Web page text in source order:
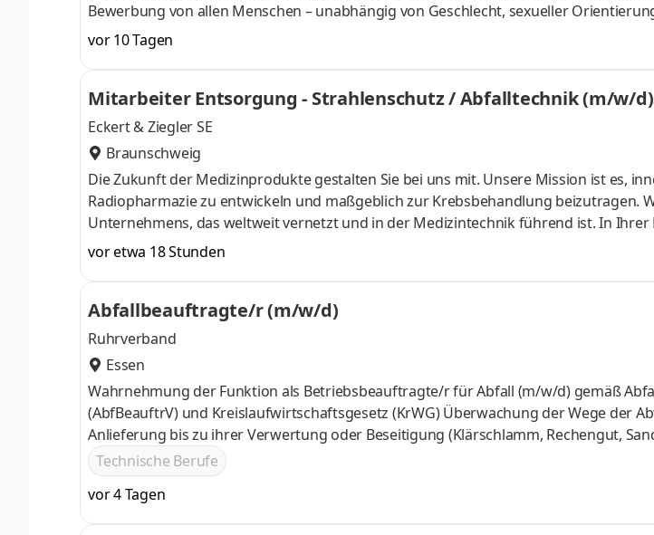
Bewerbung von allen Menschen – unabhängig von Geschlecht, sexueller
ethnischer und sozialer Herkunft, Religion/Weltanschauung, Behinderung, Alter oder
Merkmalen. Menschen mit Schwerbehinderung und diesen gleichgestellte Personen
gesetzlich Zulässigen bei gleicher Eignung bevorzugt berücksichtigt. Aufgaben
abfalltechnischen Anlagen planen, ausschreiben
vor 10 Tagen
Mitarbeiter Entsorgung - Strahlenschutz / Abfalltechnik (m/w/d)
Eckert & Ziegler SE
Braunschweig
Die Zukunft der Medizinprodukte gestalten Sie bei uns mit. Unsere Mission ist es,
Radiopharmazie zu entwickeln und maßgeblich zur Krebsbehandlung beizutragen.
Unternehmens, das weltweit vernetzt und in der Medizintechnik führend ist. In Ihrer
Medizinprodukteproduktion bedienen Sie spezialisierte Fertigungsanlagen,
weltweit zu machen. Aufgaben Du übernimmst die fachgerechte Bearbeitung
Probenahme über die Sortierung und Aufbereitung b
vor etwa 18 Stunden
Abfallbeauftragte/r (m/w/d)
Ruhrverband
Essen
Wahrnehmung der Funktion als Betriebsbeauftragte/r für Abfall (m/w/d) gemäß
(AbfBeauftrV) und Kreislaufwirtschaftsgesetz (KrWG) Überwachung der Wege der
Anlieferung bis zu ihrer Verwertung oder Beseitigung (Klärschlamm, Rechengut,
Abfälle) aller Anlagen Organisation, Sicherstellung und Dokumentation der
Rechtsverordnungen und Auflagen
Technische Berufe
vor 4 Tagen